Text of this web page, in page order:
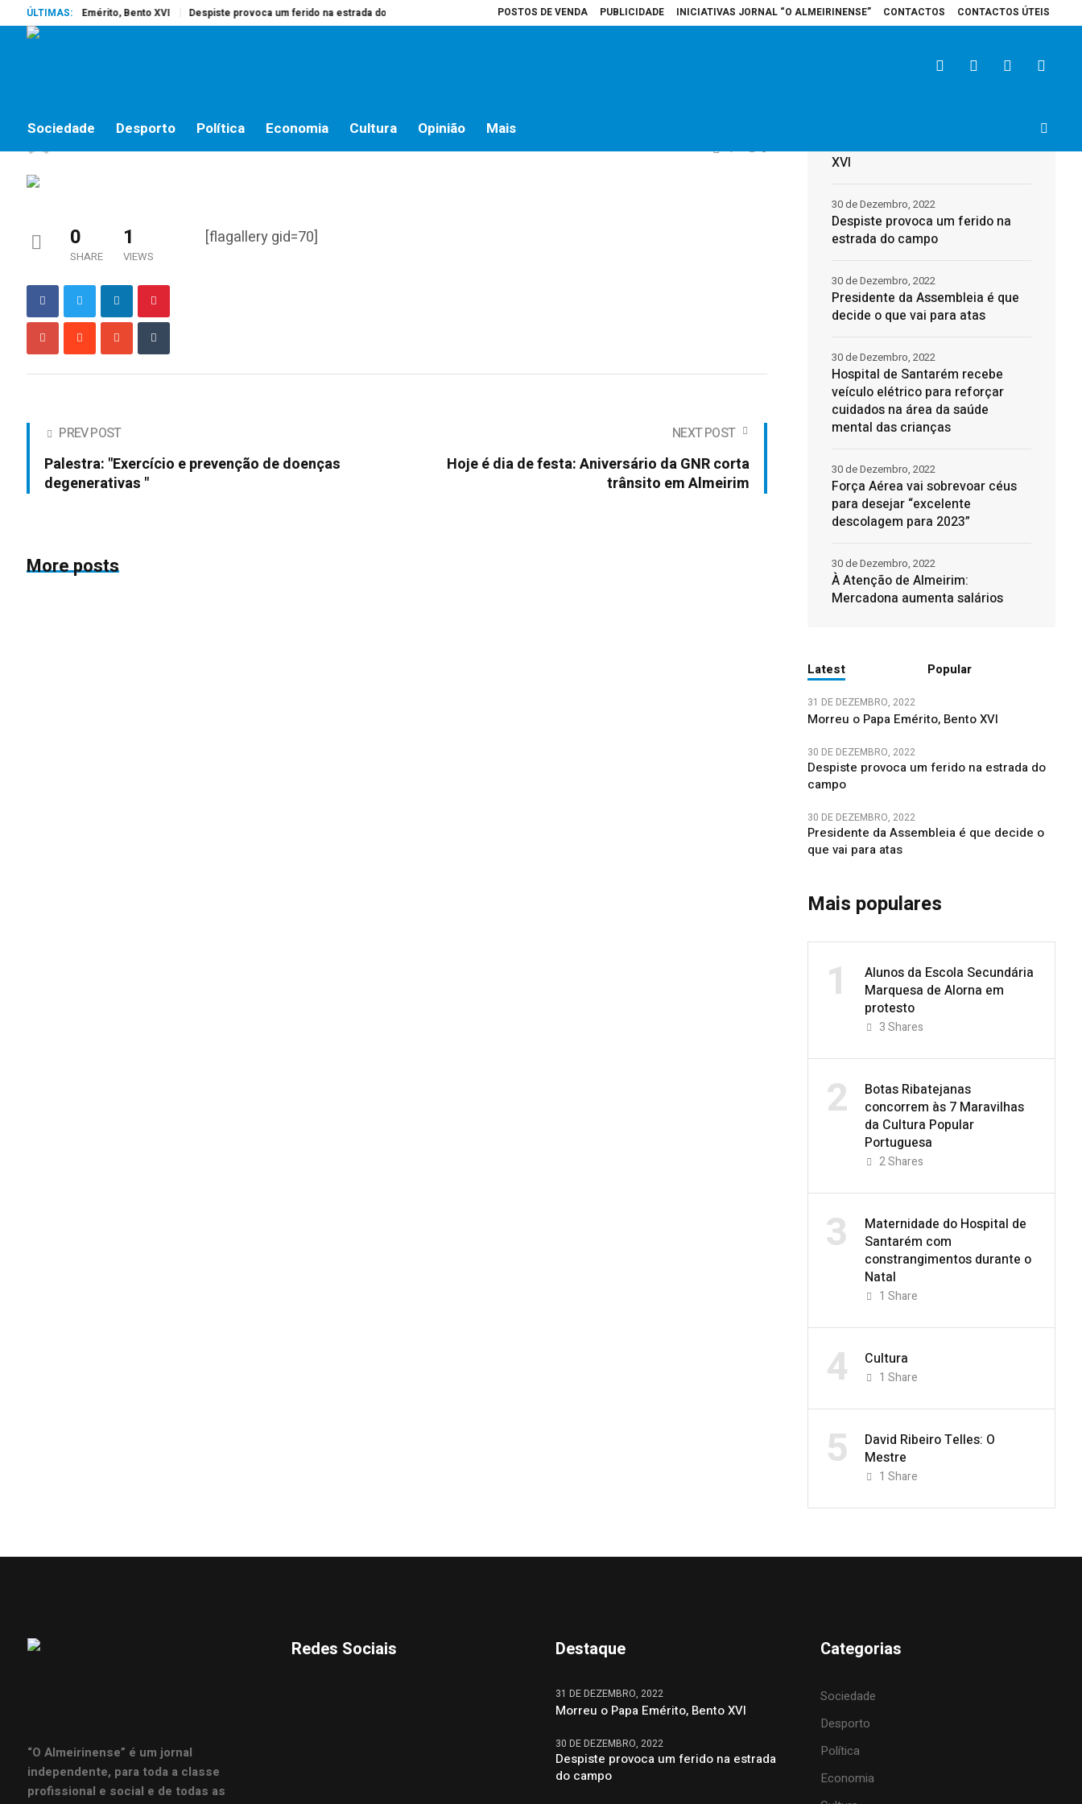
POSTOS DE VENDA PUBLICIDADE INICIATIVAS JORNAL “O ALMEIRINENSE” CONTACTOS CONTACTOS ÚTEIS
ÚLTIMAS:
o Papa Emérito, Bento XVI Despiste provoca um ferido na estrada do campo Presidente da Assembleia é que decide o que vai para atas Hospital de Santarém recebe veículo elétrico para reforçar cuidados na área
Sociedade Desporto Política Economia Cultura Opinião Mais
1 0
0
SHARE
1
VIEWS
[flagallery gid=70]
PREV POST
Palestra: "Exercício e prevenção de doenças
degenerativas "
NEXT POST
Hoje é dia de festa: Aniversário da GNR corta
trânsito em Almeirim
More posts
XVI
Despiste provoca um ferido na
estrada do campo
30 de Dezembro, 2022
Presidente da Assembleia é que
decide o que vai para atas
30 de Dezembro, 2022
Hospital de Santarém recebe
veículo elétrico para reforçar
cuidados na área da saúde
mental das crianças
30 de Dezembro, 2022
Força Aérea vai sobrevoar céus
para desejar “excelente
descolagem para 2023”
30 de Dezembro, 2022
À Atenção de Almeirim:
Mercadona aumenta salários
30 de Dezembro, 2022
Latest Popular
31 DE DEZEMBRO, 2022
Morreu o Papa Emérito, Bento XVI
30 DE DEZEMBRO, 2022
Despiste provoca um ferido na estrada do
campo
30 DE DEZEMBRO, 2022
Presidente da Assembleia é que decide o
que vai para atas
Mais populares
1
Alunos da Escola Secundária
Marquesa de Alorna em
protesto
3Shares
2
Botas Ribatejanas
concorrem às 7 Maravilhas
da Cultura Popular
Portuguesa
2Shares
3
Maternidade do Hospital de
Santarém com
constrangimentos durante o
Natal
1 Share
4 Cultura
1 Share
5
David Ribeiro Telles: O
Mestre
1 Share
“O Almeirinense” é um jornal
independente, para toda a classe
profissional e social e de todas as
Redes Sociais Destaque
31 DE DEZEMBRO, 2022
Morreu o Papa Emérito, Bento XVI
30 DE DEZEMBRO, 2022
Despiste provoca um ferido na estrada
do campo
Categorias
Sociedade
Desporto
Política
Economia